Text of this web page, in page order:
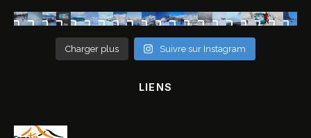
Charger plus Suivre sur Instagram
LIENS